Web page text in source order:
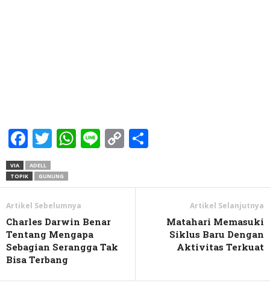
Facebook
TwitterWhatsApp
LineCopy
VIA
ADELL
TOPIK
GUNUNG
Artikel Sebelumnya
Charles Darwin Benar
Tentang Mengapa
Sebagian Serangga Tak
Bisa Terbang
Artikel Selanjutnya
Matahari Memasuki
Siklus Baru Dengan
Aktivitas Terkuat